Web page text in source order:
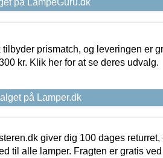
tilbyder prismatch, og leveringen er
kr. Klik her for at se deres udvalg.
på Lamper.dk
giver dig 100 dages
til alle lamper. Fragten er gratis